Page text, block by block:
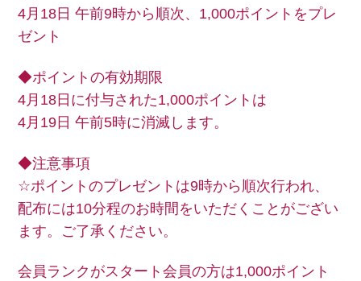
4月18日 午前9時から順次、1,000ポイントをプレ
ゼント
◆ポイントの有効期限
4月18日に付与された1,000ポイントは
4月19日 午前5時に消滅します。
◆注意事項
☆ポイントのプレゼントは9時から順次行われ、
配布には10分程のお時間をいただくことがござい
ます。ご了承ください。
会員ランクがスタート会員の方は1,000ポイント